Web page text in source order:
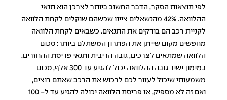
לפי תוצאות הסקר, הדבר החשוב ביותר לצרכן הוא תנאי
ההלוואה. 42% מהנשאלים ציינו שכשהם שוקלים לקחת הלוואה
לקניית רכב הם בודקים את התנאים. כשבאים לקחת הלוואה
מחפשים מקום שייתן את הפתרון המשתלם ביותר: סכום
הלוואה שמתאים לצרכים, גובה הריבית ותנאי פריסת ההחזרים.
במימון ישיר גובה ההלוואה יכול להגיע עד 300 אלף, סכום
משמעותי שיכול לעזור לכם לרכוש את הרכב שאתם רוצים,
ואם זה לא מספיק, אז פריסת הלוואה יכולה להגיע עד ל- 100